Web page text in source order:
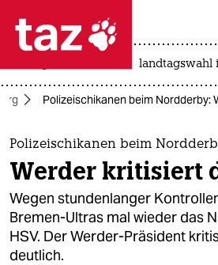
 taz zahl ich
taz zahl ich
themen
politik
öko
gesellschaft
landtagswahl
Polizeischikanen beim Nordderby:
Polizeischikanen beim
Werder kritisiert
Wegen stundenlanger
Bremen-Ultras mal wieder das
HSV. Der Werder-Präsident
deutlich.